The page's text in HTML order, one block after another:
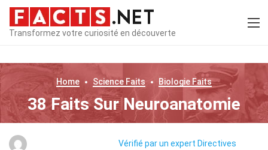
Transformez votre curiosité en découverte
Home Science Faits Biologie Faits
38 Faits Sur Neuroanatomie
Vérifié par un expert Directives